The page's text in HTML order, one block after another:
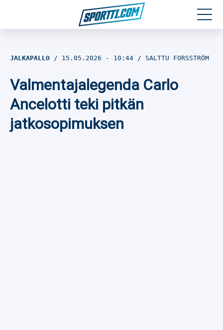
Jalkapallo
Yleisurheilu
JALKAPALLO 15.05.2026 - 10:44 SALTTU FORSSTRÖM
Valmentajalegenda Carlo
Ancelotti teki pitkän
jatkosopimuksen